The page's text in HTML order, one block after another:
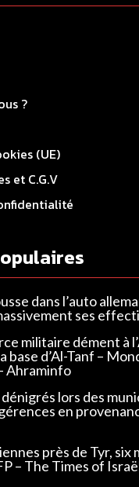
?
(UE)
et C.G.V
dans l’auto
ses
militaire dément à
base d’Al-Tanf –
Ahraminfo
lors des
en
près de Tyr, six
– The Times of